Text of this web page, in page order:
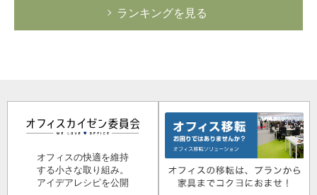
ランキングを見る
オフィスの快適を維持
する小さな取り組み。
アイデアレシピを公開